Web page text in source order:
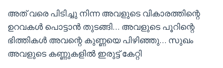
അത് വരെ പിടിച്ചു നിന്ന അവളുടെ വികാരത്തിന്റെ
ഉറവകൾ പൊട്ടാൻ തുടങ്ങി… അവളുടെ പൂറിന്റെ
ഭിത്തികൾ അവന്റെ കുണ്ണയെ പിഴിഞ്ഞു… സുഖം
അവളുടെ കണ്ണുകളിൽ ഇരുട്ട് കേറ്റി